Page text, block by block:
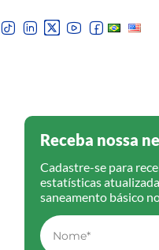
Receba nossa
Cadastre-se para
estatísticas
saneamento básico